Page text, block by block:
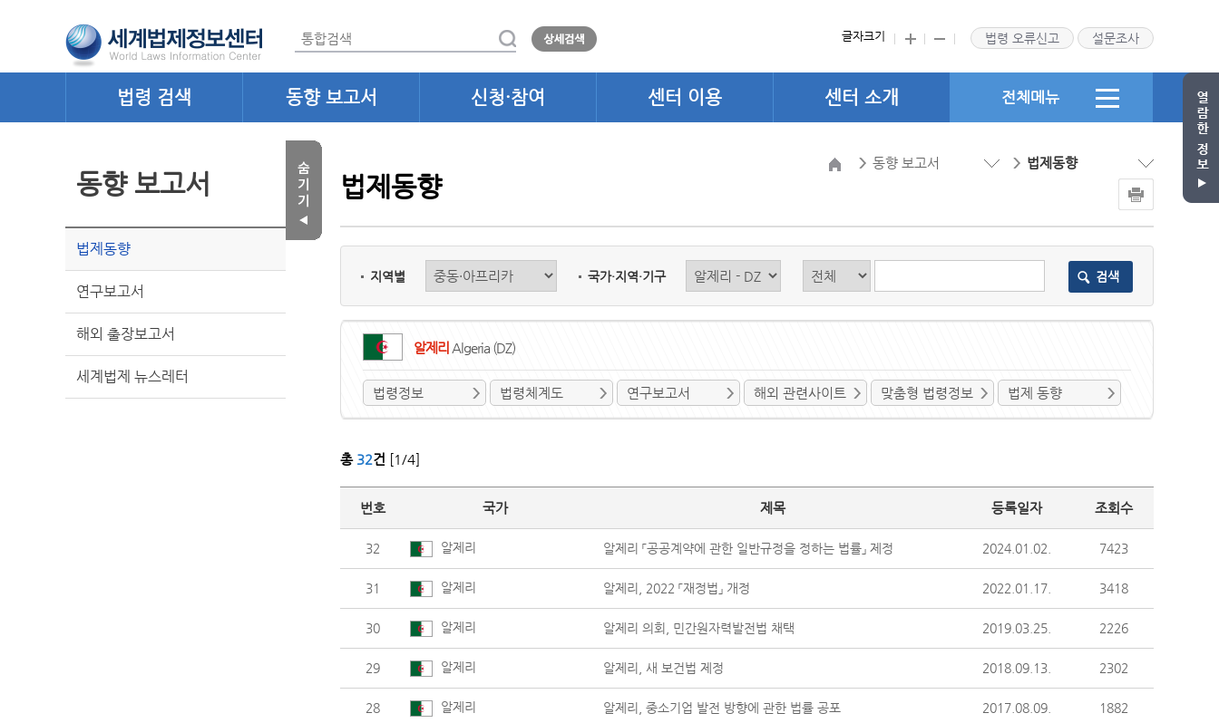
글자크기 법령 오류신고 설문조사
법령 검색 동향 보고서 신청·참여 센터 이용 센터 소개 전체메뉴
동향 보고서
법제동향
연구보고서
해외 출장보고서
세계법제 뉴스레터
동향 보고서 법제동향
법제동향
지역별 국가·지역·기구 검색
알제리 Algeria (DZ)
법령정보 법령체계도 연구보고서 해외 관련사이트 맞춤형 법령정보 법제 동향
총 32건 [1/4]
번호 국가 제목 등록일자 조회수
32 알제리 알제리 「공공계약에 관한 일반규정을 정하는 법률」 제정 2024.01.02. 7423
31 알제리 알제리, 2022 「재정법」 개정 2022.01.17. 3418
30 알제리 알제리 의회, 민간원자력발전법 채택 2019.03.25. 2226
29 알제리 알제리, 새 보건법 제정 2018.09.13. 2302
28 알제리 알제리, 중소기업 발전 방향에 관한 법률 공포 2017.08.09. 1882